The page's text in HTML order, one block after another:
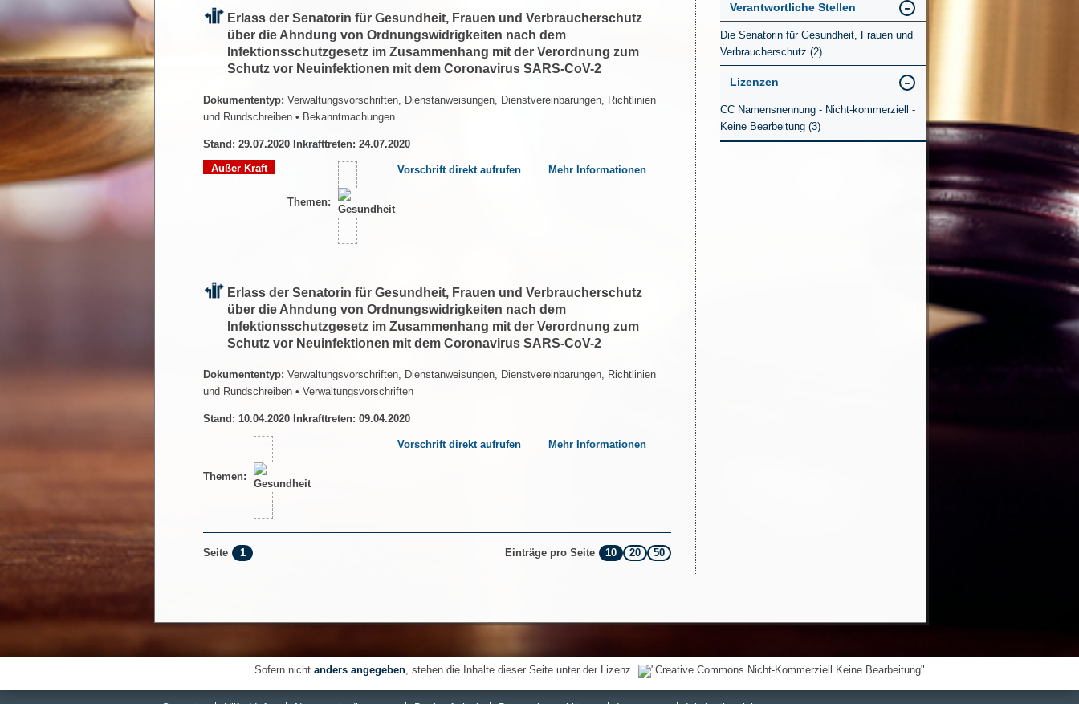
Erlass der Senatorin für Gesundheit, Frauen und Verbraucherschutz
über die Ahndung von Ordnungswidrigkeiten nach dem
Infektionsschutzgesetz im Zusammenhang mit der Verordnung zum
Schutz vor Neuinfektionen mit dem Coronavirus SARS-CoV-2
Dokumententyp: Verwaltungsvorschriften, Dienstanweisungen, Dienstvereinbarungen, Richtlinien
und Rundschreiben • Bekanntmachungen
Stand: 29.07.2020 Inkrafttreten: 24.07.2020
Außer Kraft
Themen:
Vorschrift direkt aufrufen Mehr Informationen
Erlass der Senatorin für Gesundheit, Frauen und Verbraucherschutz
über die Ahndung von Ordnungswidrigkeiten nach dem
Infektionsschutzgesetz im Zusammenhang mit der Verordnung zum
Schutz vor Neuinfektionen mit dem Coronavirus SARS-CoV-2
Dokumententyp: Verwaltungsvorschriften, Dienstanweisungen, Dienstvereinbarungen, Richtlinien
und Rundschreiben • Verwaltungsvorschriften
Stand: 10.04.2020 Inkrafttreten: 09.04.2020
Themen:
Vorschrift direkt aufrufen Mehr Informationen
Seite 1 Einträge pro Seite 10 20 50
Verantwortliche Stellen
Die Senatorin für Gesundheit, Frauen und
Verbraucherschutz (2)
Lizenzen
CC Namensnennung - Nicht-kommerziell -
Keine Bearbeitung (3)
Sofern nicht anders angegeben, stehen die Inhalte dieser Seite unter der Lizenz